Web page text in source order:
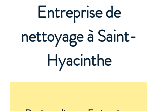
Entreprise de
nettoyage à Saint-
Hyacinthe